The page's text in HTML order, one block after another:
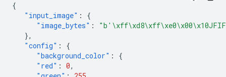
{
"input_image" :
{
"image_bytes" :
},
"config" :
{
"background_color" :
{
"red" : 0,